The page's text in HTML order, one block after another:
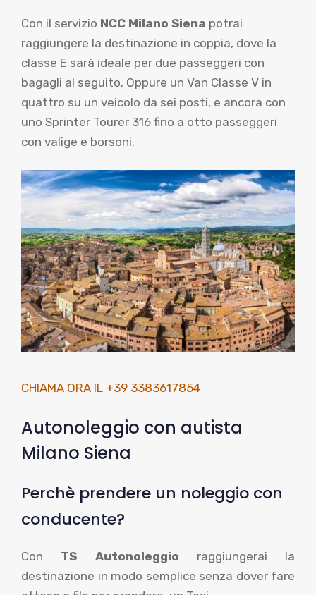
Con il servizio NCC Milano Siena potrai
raggiungere la destinazione in coppia, dove la
classe E sarà ideale per due passeggeri con
bagagli al seguito. Oppure un Van Classe V in
quattro su un veicolo da sei posti, e ancora con
uno Sprinter Tourer 316 fino a otto passeggeri
con valige e borsoni.
CHIAMA ORA IL +39 3383617854
Autonoleggio con autista
Milano Siena
Perchè prendere un noleggio con
conducente?
Con TS Autonoleggio raggiungerai la
destinazione in modo semplice senza dover fare